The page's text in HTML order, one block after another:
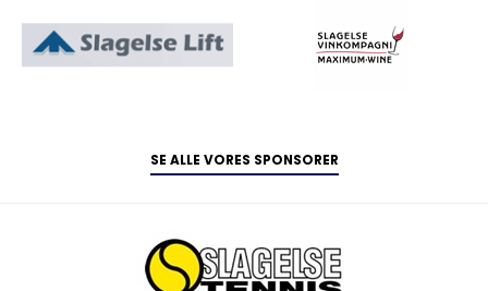
SE ALLE VORES SPONSORER